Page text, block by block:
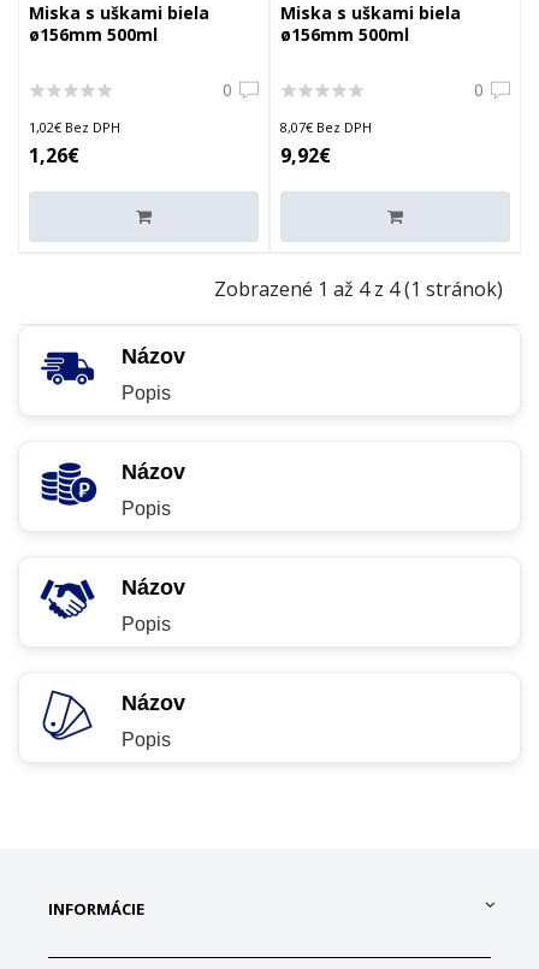
Miska s uškami biela
ø156mm 500ml
0
1,02€ Bez DPH
1,26€
Miska s uškami biela
ø156mm 500ml
0
8,07€ Bez DPH
9,92€
Zobrazené 1 až 4 z 4 (1 stránok)
Názov
Popis
Názov
Popis
Názov
Popis
Názov
Popis
INFORMÁCIE